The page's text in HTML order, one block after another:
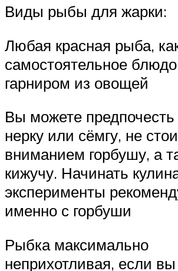
Виды рыбы для жарки:
Любая красная рыба,
самостоятельное
гарниром из овощей
Вы можете предпочесть
нерку или сёмгу, не
вниманием горбушу, а
кижучу. Начинать
эксперименты
именно с горбуши
Рыбка максимально
неприхотливая, если вы